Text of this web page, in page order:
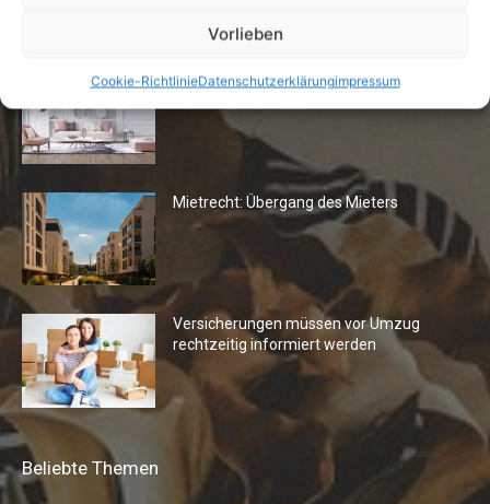
Vorlieben
Cookie-RichtlinieDatenschutzerklärungimpressum
Die Redaktion empfiehlt
Fototapeten: Neuer Look fürs
Mietrecht: Übergang des Mieters
Versicherungen müssen vor Umzug
rechtzeitig informiert werden
Beliebte Themen